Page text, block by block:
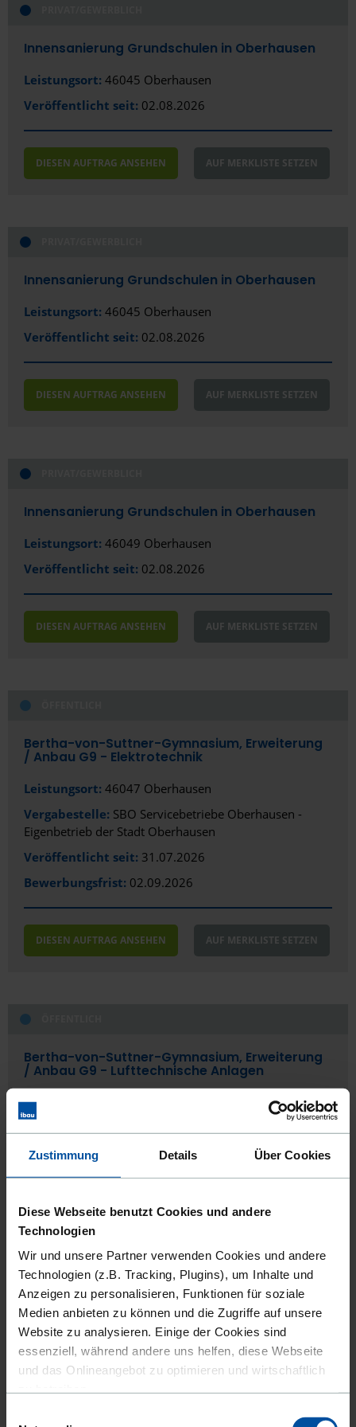
Zustimmung Details Über Cookies
Diese Webseite benutzt Cookies und andere
Technologien
Wir und unsere Partner verwenden Cookies und andere
Technologien (z.B. Tracking, Plugins), um Inhalte und
Anzeigen zu personalisieren, Funktionen für soziale
Medien anbieten zu können und die Zugriffe auf unsere
Website zu analysieren. Einige der Cookies sind
essenziell, während andere uns helfen, diese Webseite
und das Onlineangebot zu optimieren und wirtschaftlich
Außerdem geben wir Informationen zu Ihrer Verwendung
Innensanierung Grundschulen in Oberhausen
Leistungsort: 46045 Oberhausen
Veröffentlicht seit: 02.08.2026
DIESEN AUFTRAG ANSEHEN AUF MERKLISTE SETZEN
Innensanierung Grundschulen in Oberhausen
Leistungsort: 46045 Oberhausen
Veröffentlicht seit: 02.08.2026
DIESEN AUFTRAG ANSEHEN AUF MERKLISTE SETZEN
Innensanierung Grundschulen in Oberhausen
Leistungsort: 46049 Oberhausen
Veröffentlicht seit: 02.08.2026
DIESEN AUFTRAG ANSEHEN AUF MERKLISTE SETZEN
Bertha-von-Suttner-Gymnasium, Erweiterung
/­ Anbau G9 - Elektrotechnik
Leistungsort: 46047 Oberhausen
Vergabestelle: SBO Servicebetriebe Oberhausen -
Eigenbetrieb der Stadt Oberhausen
Veröffentlicht seit: 31.07.2026
Bewerbungsfrist: 02.09.2026
DIESEN AUFTRAG ANSEHEN AUF MERKLISTE SETZEN
Bertha-von-Suttner-Gymnasium, Erweiterung
/­ Anbau G9 - Lufttechnische Anlagen
Leistungsort:
DIESEN AUFTRAG ANSEHEN AUF MERKLISTE SETZEN
ÖFFENTLICH
Bertha-von-Suttner-Gymnasium, Erweiterung